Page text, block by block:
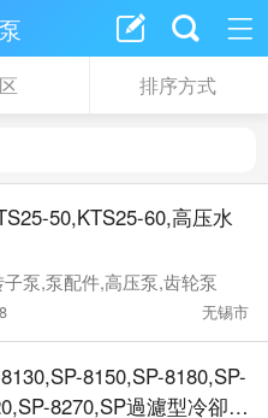
排序方式
50,KTS25-60,高压水
泵,泵配件,高压泵,齿轮泵
无锡市
8150,SP-8180,SP-
8270,SP過濾型冷卻泵